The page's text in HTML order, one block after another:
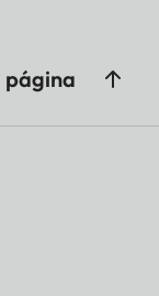
página